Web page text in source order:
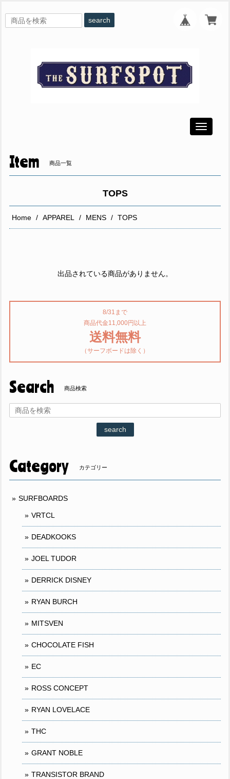
search
Toggle
Item 商品一覧
TOPS
Home APPAREL MENS TOPS
出品されている商品がありません。
8/31まで
商品代金11,000円以上
送料無料
（サーフボードは除く）
Search 商品検索
search
Category カテゴリー
SURFBOARDS
VRTCL
DEADKOOKS
JOEL TUDOR
DERRICK DISNEY
RYAN BURCH
MITSVEN
CHOCOLATE FISH
EC
ROSS CONCEPT
RYAN LOVELACE
THC
GRANT NOBLE
TRANSISTOR BRAND